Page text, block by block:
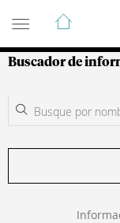
Guía de
Buscador de